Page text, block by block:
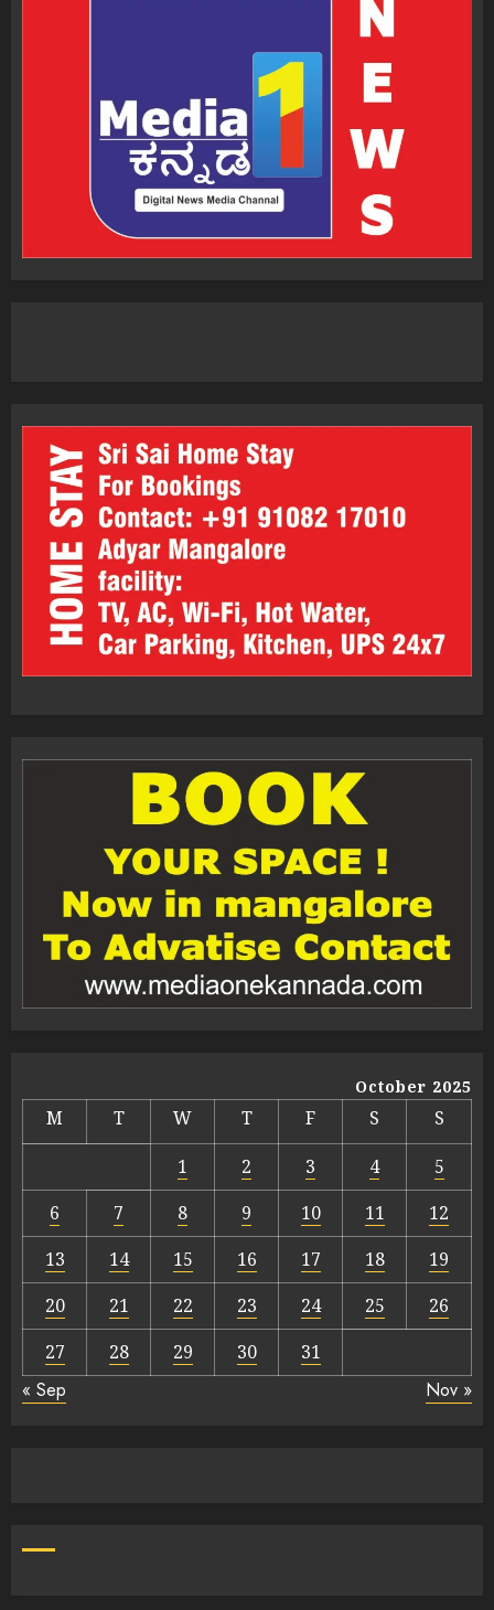
October 2025
M T W T F S
S
1
2 3 4
5
6
7 8 9 10 11
12
13
14 15 16 17 18
19
20
21 22 23 24 25
26
27
28 29 30 31
« Sep Nov »